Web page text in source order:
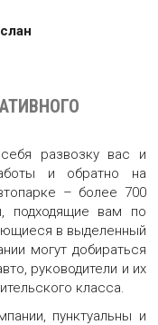
развозку вас и
и обратно на
– более 700
подходящие вам по
в выделенный
могут добираться
руководители и их
класса.
пунктуальны и